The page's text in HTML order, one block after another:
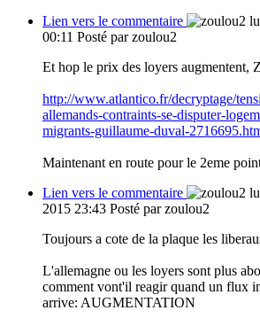
Lien vers le commentaire
00:11 Posté par zoulou2
Et hop le prix des loyers augmentent,
http://www.atlantico.fr/decryptage/
allemands-contraints-se-disputer-
migrants-guillaume-duval-
Maintenant en route pour le 2eme
Lien vers le commentaire
2015 23:43 Posté par zoulou2
Toujours a cote de la plaque les
L'allemagne ou les loyers sont plus
comment vont'il reagir quand un flux
arrive: AUGMENTATION